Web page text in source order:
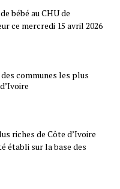
bébé au CHU de
ce mercredi 15 avril 2026
communes les plus
riches de Côte d’Ivoire
établi sur la base des